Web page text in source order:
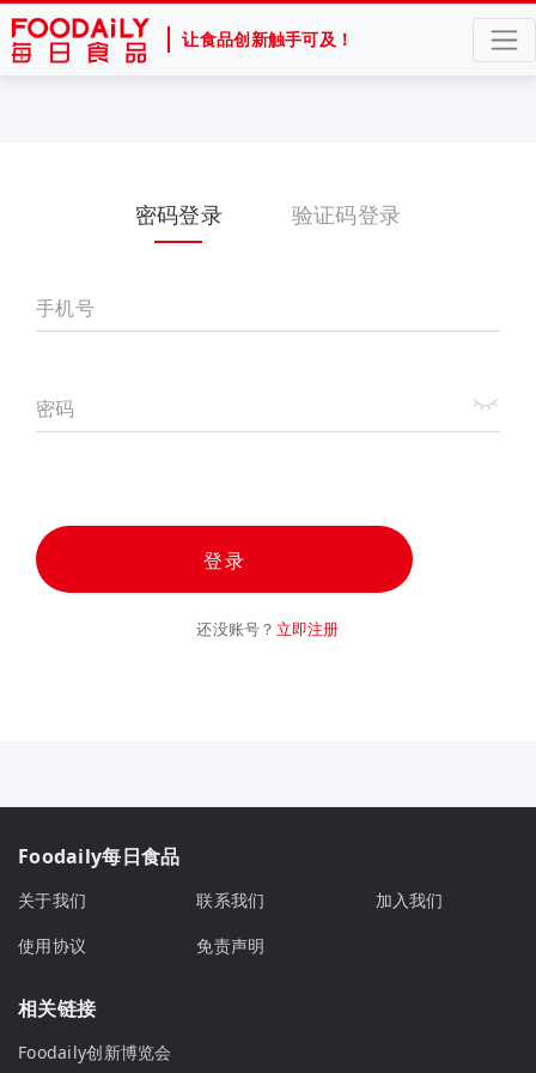
让食品创新触手可及！
密码登录 验证码登录
手机号
密码
登录
还没账号？ 立即注册
Foodaily每日食品
关于我们 联系我们
加入我们
使用协议
免责声明
相关链接
Foodaily创新博览会